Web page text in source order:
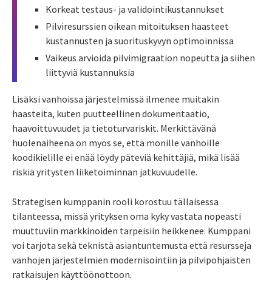
Korkeat testaus- ja validointikustannukset
Pilviresurssien oikean mitoituksen haasteet
kustannusten ja suorituskyvyn optimoinnissa
Vaikeus arvioida pilvimigraation nopeutta ja siihen
liittyviä kustannuksia
Lisäksi vanhoissa järjestelmissä ilmenee muitakin
haasteita, kuten puutteellinen dokumentaatio,
haavoittuvuudet ja tietoturvariskit. Merkittävänä
huolenaiheena on myös se, että monille vanhoille
koodikielille ei enää löydy päteviä kehittäjiä, mikä lisää
riskiä yritysten liiketoiminnan jatkuvuudelle.
Strategisen kumppanin rooli korostuu tällaisessa
tilanteessa, missä yrityksen oma kyky vastata nopeasti
muuttuviin markkinoiden tarpeisiin heikkenee. Kumppani
voi tarjota sekä teknistä asiantuntemusta että resursseja
vanhojen järjestelmien modernisointiin ja pilvipohjaisten
ratkaisujen käyttöönottoon.